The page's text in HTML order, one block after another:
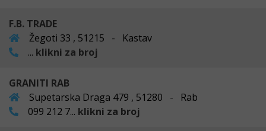
F.B. TRADE
Žegoti 33 , 51215 - Kastav
... klikni za broj
GRANITI RAB
Supetarska Draga 479 , 51280 - Rab
099 212 7... klikni za broj